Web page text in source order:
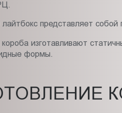
представляет
изготавливают
формы.